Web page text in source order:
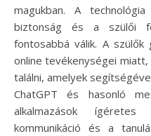
magukban. A
biztonság és a szülői
fontosabbá válik. A szülők
online tevékenységei
találni, amelyek
ChatGPT és hasonló
alkalmazások
kommunikáció és a